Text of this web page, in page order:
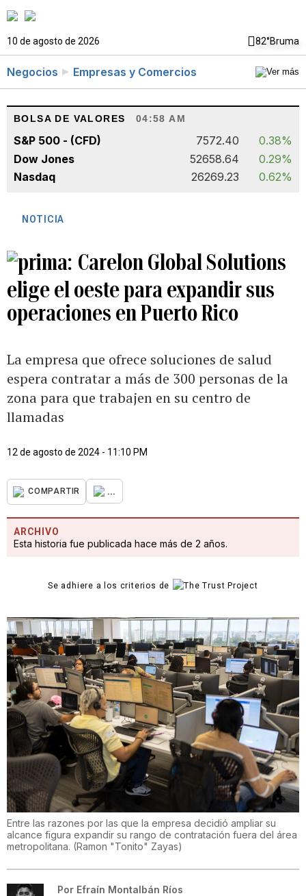
10 de agosto de 2026 82°Bruma
Negocios Empresas y Comercios
BOLSA DE VALORES 04:58 AM
S&P 500 - (CFD) 7572.40
0.38%
Dow Jones
52658.64
0.29%
Nasdaq
26269.23 0.62%
NOTICIA
Carelon Global Solutions
elige el oeste para expandir sus
operaciones en Puerto Rico
La empresa que ofrece soluciones de salud
espera contratar a más de 300 personas de la
zona para que trabajen en su centro de
llamadas
12 de agosto de 2024 - 11:10 PM
COMPARTIR ...
ARCHIVO
Esta historia fue publicada hace más de 2 años.
Se adhiere a los criterios de
Entre las razones por las que la empresa decidió ampliar su
alcance figura expandir su rango de contratación fuera del área
metropolitana. (Ramon "Tonito" Zayas)
Por Efraín Montalbán Ríos